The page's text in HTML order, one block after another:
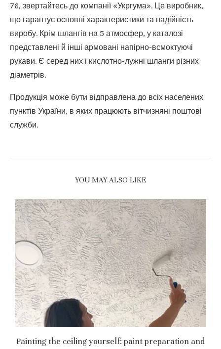
76, звертайтесь до компанії «Укргума». Це виробник,
що гарантує основні характеристики та надійність
виробу. Крім шлангів на 5 атмосфер, у каталозі
представлені й інші армовані напірно-всмоктуючі
рукави. Є серед них і кислотно-лужні шланги різних
діаметрів.
Продукція може бути відправлена ​​до всіх населених
пунктів України, в яких працюють вітчизняні поштові
служби.
YOU MAY ALSO LIKE
Painting the ceiling yourself: paint preparation and